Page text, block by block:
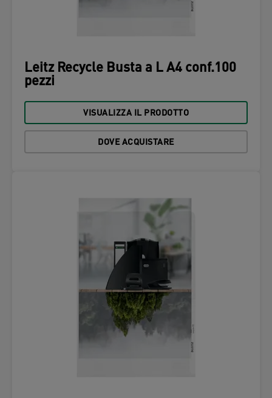
Leitz Recycle Busta a L A4 conf.100
pezzi
VISUALIZZA IL PRODOTTO
DOVE ACQUISTARE